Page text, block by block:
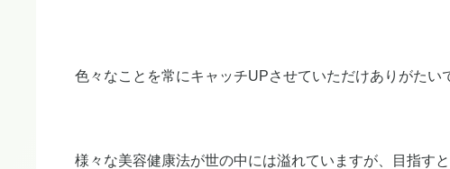
色々なことを常にキャッチUPさせていただけありがたい
様々な美容健康法が世の中には溢れていますが、目指すと